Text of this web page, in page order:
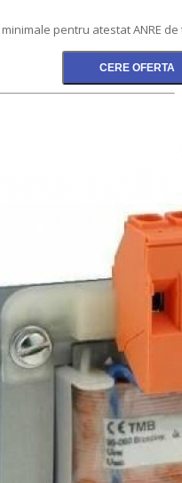
pentru atestat ANRE de